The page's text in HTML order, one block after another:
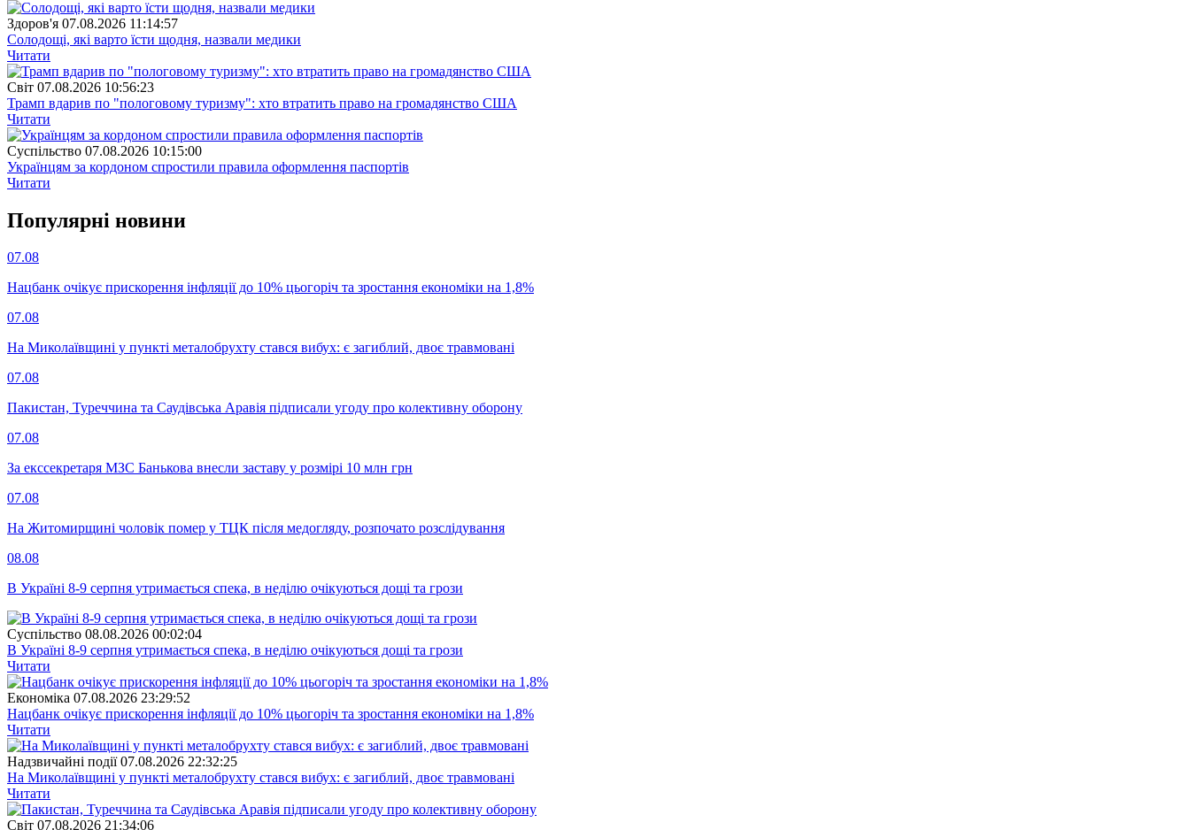
Здоров'я 07.08.2026 11:14:57
Солодощі, які варто їсти щодня, назвали медики
Читати
Свiт 07.08.2026 10:56:23
Трамп вдарив по "пологовому туризму": хто втратить право на громадянство США
Читати
Суспiльство 07.08.2026 10:15:00
Українцям за кордоном спростили правила оформлення паспортів
Читати
Популярнi новини
07.08
Нацбанк очікує прискорення інфляції до 10% цьогоріч та зростання економіки на 1,8%
07.08
На Миколаївщині у пункті металобрухту стався вибух: є загиблий, двоє травмовані
07.08
Пакистан, Туреччина та Саудівська Аравія підписали угоду про колективну оборону
07.08
За екссекретаря МЗС Банькова внесли заставу у розмірі 10 млн грн
07.08
На Житомирщині чоловік помер у ТЦК після медогляду, розпочато розслідування
08.08
В Україні 8-9 серпня утримається спека, в неділю очікуються дощі та грози
Суспiльство 08.08.2026 00:02:04
В Україні 8-9 серпня утримається спека, в неділю очікуються дощі та грози
Читати
Економіка 07.08.2026 23:29:52
Нацбанк очікує прискорення інфляції до 10% цьогоріч та зростання економіки на 1,8%
Читати
Надзвичайні події 07.08.2026 22:32:25
На Миколаївщині у пункті металобрухту стався вибух: є загиблий, двоє травмовані
Читати
Свiт 07.08.2026 21:34:06